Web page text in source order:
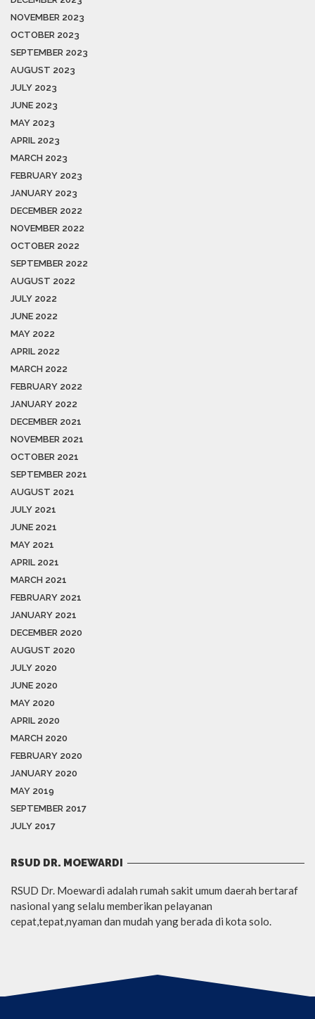
NOVEMBER 2023
OCTOBER 2023
SEPTEMBER 2023
AUGUST 2023
JULY 2023
JUNE 2023
MAY 2023
APRIL 2023
MARCH 2023
FEBRUARY 2023
JANUARY 2023
DECEMBER 2022
NOVEMBER 2022
OCTOBER 2022
SEPTEMBER 2022
AUGUST 2022
JULY 2022
JUNE 2022
MAY 2022
APRIL 2022
MARCH 2022
FEBRUARY 2022
JANUARY 2022
DECEMBER 2021
NOVEMBER 2021
OCTOBER 2021
SEPTEMBER 2021
AUGUST 2021
JULY 2021
JUNE 2021
MAY 2021
APRIL 2021
MARCH 2021
FEBRUARY 2021
JANUARY 2021
DECEMBER 2020
AUGUST 2020
JULY 2020
JUNE 2020
MAY 2020
APRIL 2020
MARCH 2020
FEBRUARY 2020
JANUARY 2020
MAY 2019
SEPTEMBER 2017
JULY 2017
RSUD DR. MOEWARDI
RSUD Dr. Moewardi adalah rumah sakit umum daerah bertaraf
nasional yang selalu memberikan pelayanan
cepat,tepat,nyaman dan mudah yang berada di kota solo.